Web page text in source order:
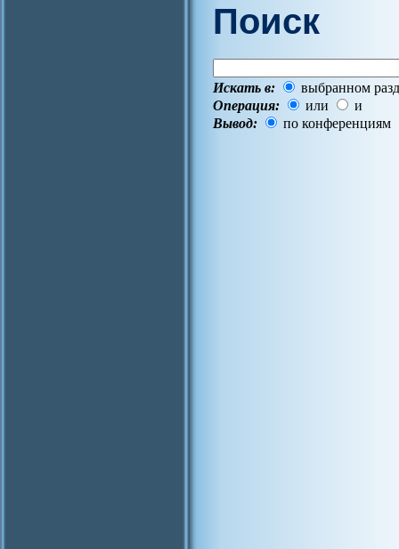
Поиск
Искать в:
выбранном
Операция:
или
и
Вывод:
по конференциям